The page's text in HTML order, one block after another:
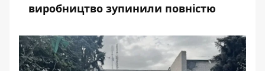
виробництво зупинили повністю